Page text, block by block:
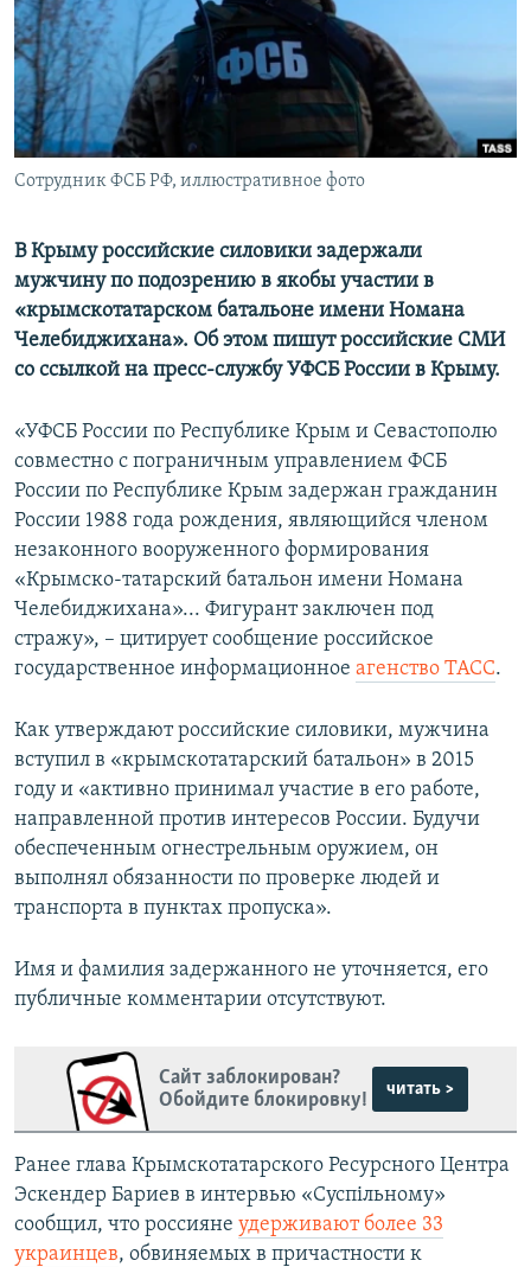
ПОБЕДИТЕЛЕЙ НЕ СУДЯТ?
КРЫМ.НЕПОКОРЕННЫЙ
ELIFBE
УКРАИНСКАЯ ПРОБЛЕМА КРЫМА
ПРИСОЕДИНЯЙТЕСЬ!
Все сайты RFE/RL
Сотрудник ФСБ РФ, иллюстративное фото
В Крыму российские силовики задержали
мужчину по подозрению в якобы участии в
«крымскотатарском батальоне имени Номана
Челебиджихана». Об этом пишут российские СМИ
со ссылкой на пресс-службу УФСБ России в Крыму.
«УФСБ России по Республике Крым и Севастополю
совместно с пограничным управлением ФСБ
России по Республике Крым задержан гражданин
России 1988 года рождения, являющийся членом
незаконного вооруженного формирования
«Крымско-татарский батальон имени Номана
Челебиджихана»... Фигурант заключен под
стражу», – цитирует сообщение российское
государственное информационное агенство ТАСС.
Как утверждают российские силовики, мужчина
вступил в «крымскотатарский батальон» в 2015
году и «активно принимал участие в его работе,
направленной против интересов России. Будучи
обеспеченным огнестрельным оружием, он
выполнял обязанности по проверке людей и
транспорта в пунктах пропуска».
Имя и фамилия задержанного не уточняется, его
публичные комментарии отсутствуют.
Сайт заблокирован?
Обойдите блокировку!
читать >
Ранее глава Крымскотатарского Ресурсного Центра
Эскендер Бариев в интервью «Суспільному»
сообщил, что россияне удерживают более 33
украинцев, обвиняемых в причастности к